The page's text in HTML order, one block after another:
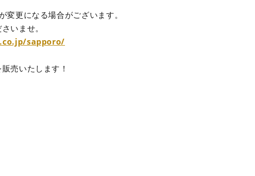
更になる場合がございます。
いませ。
sapporo/
売いたします！